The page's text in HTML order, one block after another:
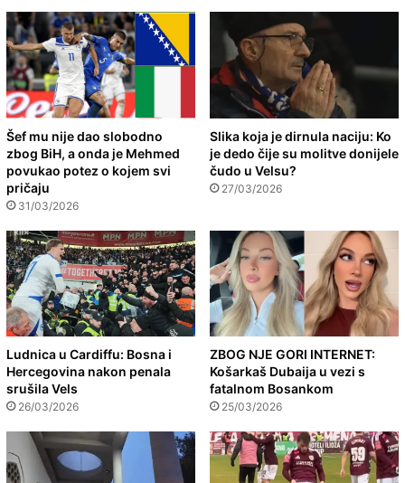
Šef mu nije dao slobodno
zbog BiH, a onda je Mehmed
povukao potez o kojem svi
pričaju
31/03/2026
Slika koja je dirnula naciju: Ko
je dedo čije su molitve donijele
čudo u Velsu?
27/03/2026
Ludnica u Cardiffu: Bosna i
Hercegovina nakon penala
srušila Vels
26/03/2026
ZBOG NJE GORI INTERNET:
Košarkaš Dubaija u vezi s
fatalnom Bosankom
25/03/2026